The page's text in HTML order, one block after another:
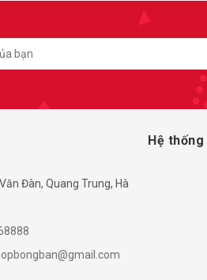
Đàn, Quang Trung, Hà
Hệ